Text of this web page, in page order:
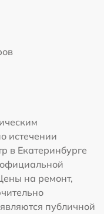
истечении
в Екатеринбурге
на ремонт,
публичной